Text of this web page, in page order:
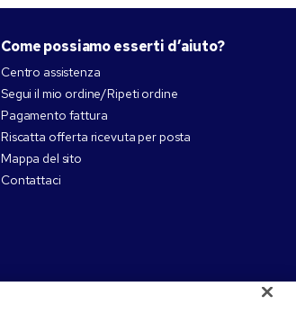
Come possiamo esserti d’aiuto?
Centro assistenza
Segui il mio ordine/Ripeti ordine
Pagamento fattura
Riscatta offerta ricevuta per posta
Mappa del sito
Contattaci